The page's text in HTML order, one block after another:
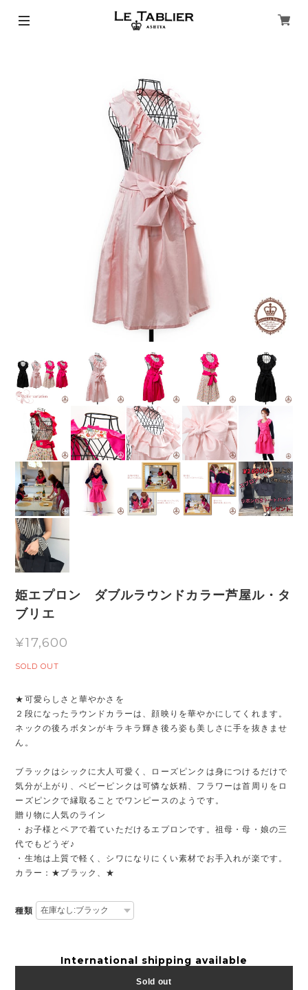
姫エプロン ダブルラウンドカラー芦屋ル・タ
ブリエ
¥17,600
SOLD OUT
★可愛らしさと華やかさを
２段になったラウンドカラーは、顔映りを華やかにしてくれます。
ネックの後ろボタンがキラキラ輝き後ろ姿も美しさに手を抜きませ
ん。
ブラックはシックに大人可愛く、ローズピンクは身につけるだけで
気分が上がり、ベビーピンクは可憐な妖精、フラワーは首周りをロ
ーズピンクで縁取ることでワンピースのようです。
贈り物に人気のライン
・お子様とペアで着ていただけるエプロンです。祖母・母・娘の三
代でもどうぞ♪
・生地は上質で軽く、シワになりにくい素材でお手入れが楽です。
カラー：★ブラック、★
種類
International shipping available
Sold out